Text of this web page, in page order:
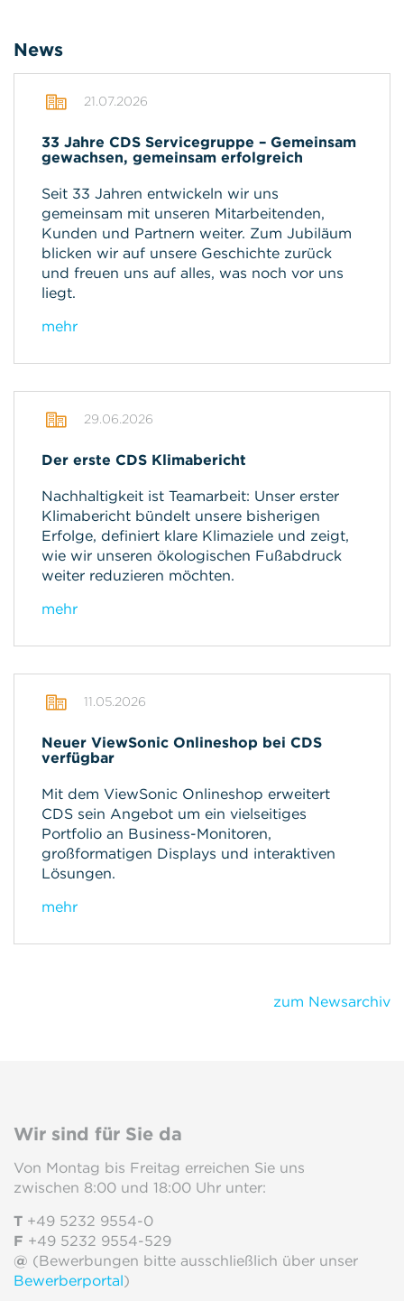
News
21.07.2026
33 Jahre CDS Servicegruppe – Gemeinsam
gewachsen, gemeinsam erfolgreich
Seit 33 Jahren entwickeln wir uns
gemeinsam mit unseren Mitarbeitenden,
Kunden und Partnern weiter. Zum Jubiläum
blicken wir auf unsere Geschichte zurück
und freuen uns auf alles, was noch vor uns
liegt.
mehr
29.06.2026
Der erste CDS Klimabericht
Nachhaltigkeit ist Teamarbeit: Unser erster
Klimabericht bündelt unsere bisherigen
Erfolge, definiert klare Klimaziele und zeigt,
wie wir unseren ökologischen Fußabdruck
weiter reduzieren möchten.
mehr
11.05.2026
Neuer ViewSonic Onlineshop bei CDS
verfügbar
Mit dem ViewSonic Onlineshop erweitert
CDS sein Angebot um ein vielseitiges
Portfolio an Business-Monitoren,
großformatigen Displays und interaktiven
Lösungen.
mehr
zum Newsarchiv
Wir sind für Sie da
Von Montag bis Freitag erreichen Sie uns
zwischen 8:00 und 18:00 Uhr unter:
T +49 5232 9554-0
F +49 5232 9554-529
@ (Bewerbungen bitte ausschließlich über unser
Bewerberportal)